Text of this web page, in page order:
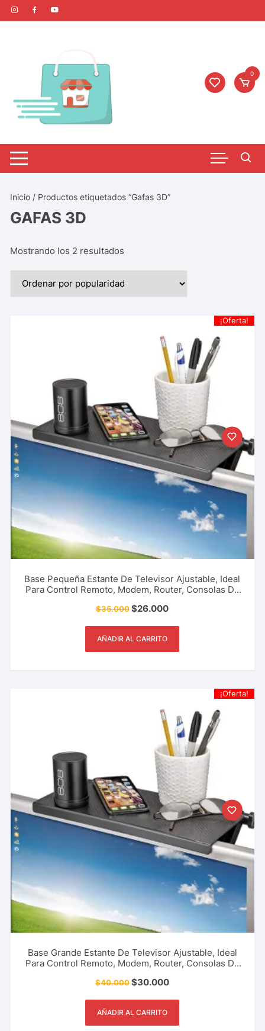
0
Inicio / Productos etiquetados “Gafas 3D”
GAFAS 3D
Mostrando los 2 resultados
¡Oferta!
Base Pequeña Estante De Televisor Ajustable, Ideal
Para Control Remoto, Modem, Router, Consolas De
Computador, Organizador Y Más.
$35.000$26.000
AÑADIR AL CARRITO
¡Oferta!
Base Grande Estante De Televisor Ajustable, Ideal
Para Control Remoto, Modem, Router, Consolas De
Computador, Organizador Y Más.
$40.000$30.000
AÑADIR AL CARRITO